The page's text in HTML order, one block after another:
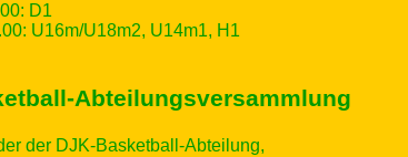
D1
U16m/U18m2, U14m1, H1
Abteilungsversammlung
der DJK-Basketball-Abteilung,